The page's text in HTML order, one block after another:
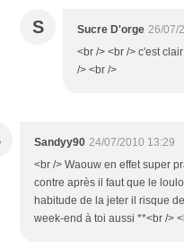
S Sucre D'orge 26/07/
<br /> <br /> c'est
/> <br />
Sandyy90 24/07/2010 13:29
<br /> Waouw en effet super
contre après il faut que le
habitude de la jeter il risque
week-end à toi aussi **<br />